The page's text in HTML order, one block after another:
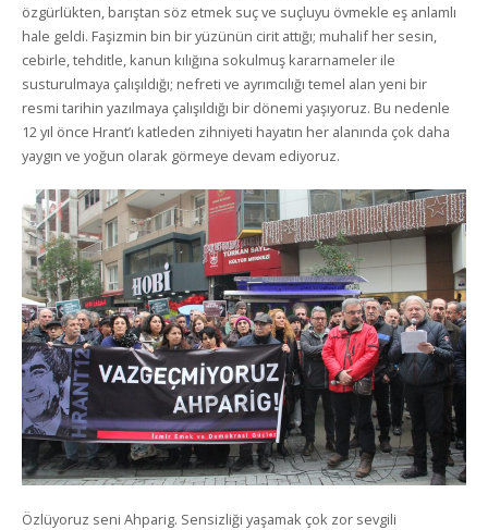
özgürlükten, barıştan söz etmek suç ve suçluyu övmekle eş anlamlı
hale geldi. Faşizmin bin bir yüzünün cirit attığı; muhalif her sesin,
cebirle, tehditle, kanun kılığına sokulmuş kararnameler ile
susturulmaya çalışıldığı; nefreti ve ayrımcılığı temel alan yeni bir
resmi tarihin yazılmaya çalışıldığı bir dönemi yaşıyoruz. Bu nedenle
12 yıl önce Hrant’ı katleden zihniyeti hayatın her alanında çok daha
yaygın ve yoğun olarak görmeye devam ediyoruz.
Özlüyoruz seni Ahparig. Sensizliği yaşamak çok zor sevgili